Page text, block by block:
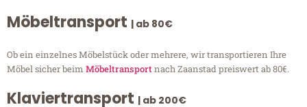
Möbeltransport | ab 80€
Ob ein einzelnes Möbelstück oder mehrere, wir transportieren Ihre
Möbel sicher beim Möbeltransportnach Zaanstad preiswert ab 80€.
Klaviertransport | ab 200€